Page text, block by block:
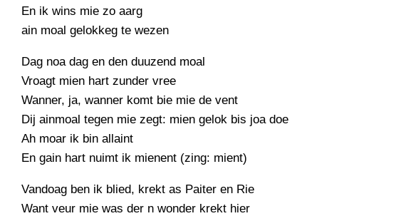
TIEDSCHRIFT
KREUZE
TENEEL
VERHOALEN
En ik wins mie zo aarg
ain moal gelokkeg te wezen
Dag noa dag en den duuzend moal
Vroagt mien hart zunder vree
Wanner, ja, wanner komt bie mie de vent
Dij ainmoal tegen mie zegt: mien gelok bis joa doe
Ah moar ik bin allaint
En gain hart nuimt ik mienent (zing: mient)
Vandoag ben ik blied, krekt as Paiter en Rie
Want veur mie was der n wonder krekt hier